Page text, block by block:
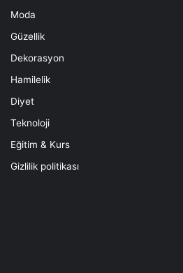
Moda
Güzellik
Dekorasyon
Hamilelik
Diyet
Teknoloji
Eğitim & Kurs
Gizlilik politikası